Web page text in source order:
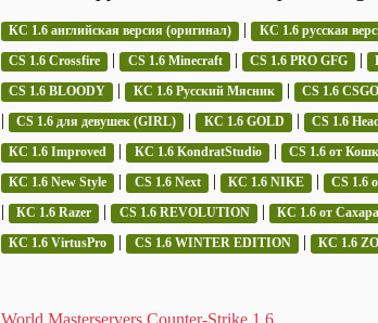
КС 1.6 английская версия (оригинал) | КС 1.6 русская
CS 1.6 Crossfire | CS 1.6 Minecraft | CS 1.6 PRO GFG |
CS 1.6 BLOODY | КС 1.6 Русский Мясник | CS 1.6 CSGO
| CS 1.6 для девушек (GIRL) | КС 1.6 GOLD | CS 1.6
КС 1.6 Improved | КС 1.6 KondratStudio | CS 1.6 от
КС 1.6 New Style | CS 1.6 Next | КС 1.6 NIKE | CS 1.6
| КС 1.6 Razer | CS 1.6 REVOLUTION | КС 1.6 от Сахара
КС 1.6 VirtusPro | CS 1.6 WINTER EDITION | КС 1.6
World Masterservers Counter-Strike 1.6